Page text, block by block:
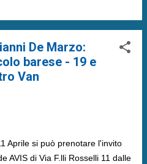
De Marzo:
barese - 19 e
Van
Aprile si può prenotare l'invito
AVIS di Via F.lli Rosselli 11 dalle